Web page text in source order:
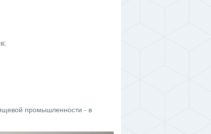
промышленности - в